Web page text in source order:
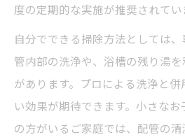
度の定期的な実施が推奨されてい
自分でできる掃除方法としては
管内部の洗浄や、浴槽の残り湯
があります。プロによる洗浄と
い効果が期待できます。小さな
の方がいるご家庭では、配管の